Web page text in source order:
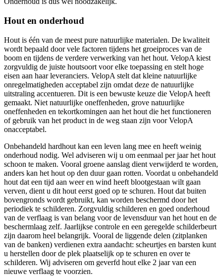
Hout en onderhoud
Hout is één van de meest pure natuurlijke materialen. De kwaliteit
wordt bepaald door vele factoren tijdens het groeiproces van de
boom en tijdens de verdere verwerking van het hout. VelopA kiest
zorgvuldig de juiste houtsoort voor elke toepassing en stelt hoge
eisen aan haar leveranciers. VelopA stelt dat kleine natuurlijke
onregelmatigheden acceptabel zijn omdat deze de natuurlijke
uitstraling accentueren. Dit is een bewuste keuze die VelopA heeft
gemaakt. Niet natuurlijke oneffenheden, grove natuurlijke
oneffenheden en tekortkomingen aan het hout die het functioneren
of gebruik van het product in de weg staan zijn voor VelopA
onacceptabel.
Onbehandeld hardhout kan een leven lang mee en heeft weinig
onderhoud nodig. Wel adviseren wij u om eenmaal per jaar het hout
schoon te maken. Vooral groene aanslag dient verwijderd te worden,
anders kan het hout op den duur gaan rotten. Voordat u onbehandeld
hout dat een tijd aan weer en wind heeft blootgestaan wilt gaan
verven, dient u dit hout eerst goed op te schuren. Hout dat buiten
bovengronds wordt gebruikt, kan worden beschermd door het
periodiek te schilderen. Zorgvuldig schilderen en goed onderhoud
van de verflaag is van belang voor de levensduur van het hout en de
beschermlaag zelf. Jaarlijkse controle en een geregelde schilderbeurt
zijn daarom heel belangrijk. Vooral de liggende delen (zitplanken
van de banken) verdienen extra aandacht: scheurtjes en barsten kunt
u herstellen door de plek plaatselijk op te schuren en over te
schilderen. Wij adviseren om geverfd hout elke 2 jaar van een
nieuwe verflaag te voorzien.